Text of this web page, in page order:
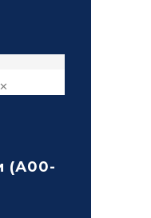
✕
(А00-